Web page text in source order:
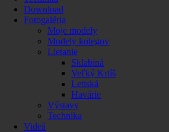
Download
Fotogaléria
Moje modely
Modely kolegov
Lietanie
Sklabiná
Veľký Krtíš
Letiská
Havárie
Výstavy
Technika
Videá